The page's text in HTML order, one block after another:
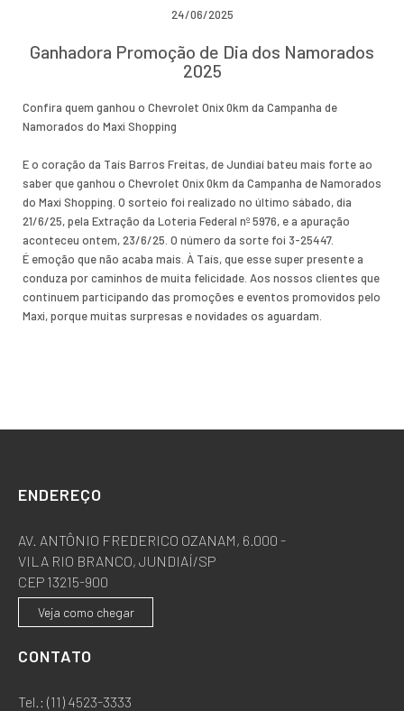
24/06/2025
Ganhadora Promoção de Dia dos Namorados
2025
Confira quem ganhou o Chevrolet Onix 0km da Campanha de
Namorados do Maxi Shopping
E o coração da Taís Barros Freitas, de Jundiaí bateu mais forte ao
saber que ganhou o Chevrolet Onix 0km da Campanha de Namorados
do Maxi Shopping. O sorteio foi realizado no último sábado, dia
21/6/25, pela Extração da Loteria Federal nº 5976, e a apuração
aconteceu ontem, 23/6/25. O número da sorte foi 3-25447.
É emoção que não acaba mais. À Taís, que esse super presente a
conduza por caminhos de muita felicidade. Aos nossos clientes que
continuem participando das promoções e eventos promovidos pelo
Maxi, porque muitas surpresas e novidades os aguardam.
ENDEREÇO
AV. ANTÔNIO FREDERICO OZANAM, 6.000 -
VILA RIO BRANCO, JUNDIAÍ/SP
CEP 13215-900
Veja como chegar
CONTATO
Tel.: (11) 4523-3333